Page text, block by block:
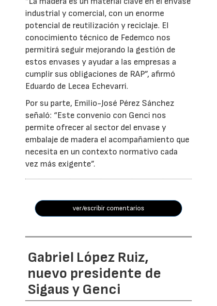
industrial y comercial, con un enorme
potencial de reutilización y reciclaje. El
conocimiento técnico de Fedemco nos
permitirá seguir mejorando la gestión de
estos envases y ayudar a las empresas a
cumplir sus obligaciones de RAP”, afirmó
Eduardo de Lecea Echevarri.
Por su parte, Emilio-José Pérez Sánchez
señaló: “Este convenio con Genci nos
permite ofrecer al sector del envase y
embalaje de madera el acompañamiento que
necesita en un contexto normativo cada
vez más exigente”.
ver/escribir comentarios
Gabriel López Ruiz,
nuevo presidente de
Sigaus y Genci